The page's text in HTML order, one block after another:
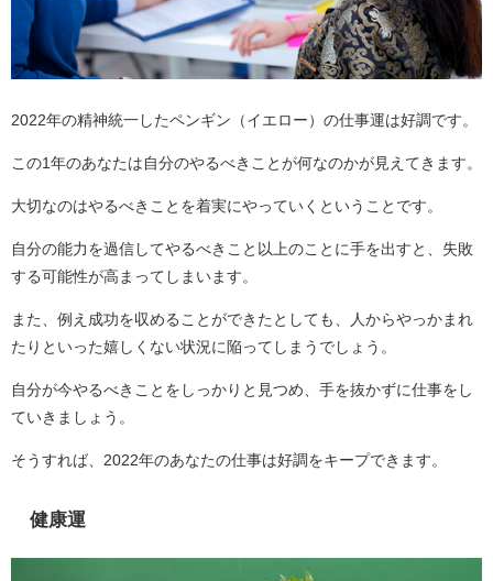
2022年の精神統一したペンギン（イエロー）の仕事運は好調です。
この1年のあなたは自分のやるべきことが何なのかが見えてきます。
大切なのはやるべきことを着実にやっていくということです。
自分の能力を過信してやるべきこと以上のことに手を出すと、失敗
する可能性が高まってしまいます。
また、例え成功を収めることができたとしても、人からやっかまれ
たりといった嬉しくない状況に陥ってしまうでしょう。
自分が今やるべきことをしっかりと見つめ、手を抜かずに仕事をし
ていきましょう。
そうすれば、2022年のあなたの仕事は好調をキープできます。
健康運